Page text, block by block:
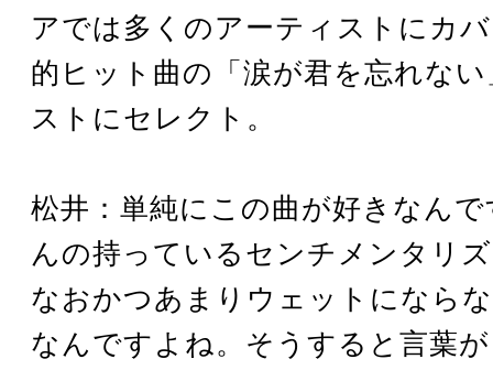
アでは多くのアーティストにカ
的ヒット曲の「涙が君を忘れな
ストにセレクト。
松井：単純にこの曲が好きなん
んの持っているセンチメンタリ
なおかつあまりウェットになら
なんですよね。そうすると言葉